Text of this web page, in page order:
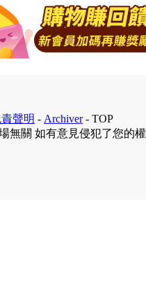
聲明 - Archiver- TOP
關 如有意見侵犯了您的權